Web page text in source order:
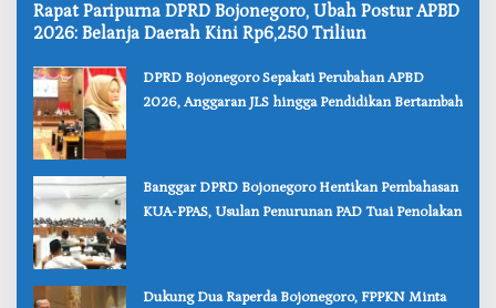
‎Rapat Paripurna DPRD Bojonegoro, Ubah Postur APBD
2026: Belanja Daerah Kini Rp6,250 Triliun
‎DPRD Bojonegoro Sepakati Perubahan APBD
2026, Anggaran JLS hingga Pendidikan Bertambah
‎Banggar DPRD Bojonegoro Hentikan Pembahasan
KUA-PPAS, Usulan Penurunan PAD Tuai Penolakan
‎Dukung Dua Raperda Bojonegoro, FPPKN Minta